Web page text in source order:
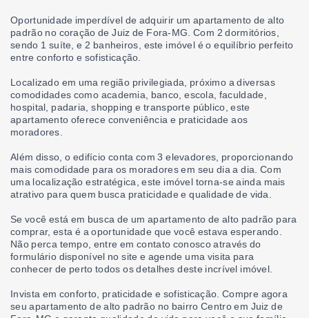
Oportunidade imperdível de adquirir um apartamento de alto
padrão no coração de Juiz de Fora-MG. Com 2 dormitórios,
sendo 1 suíte, e 2 banheiros, este imóvel é o equilíbrio perfeito
entre conforto e sofisticação.
Localizado em uma região privilegiada, próximo a diversas
comodidades como academia, banco, escola, faculdade,
hospital, padaria, shopping e transporte público, este
apartamento oferece conveniência e praticidade aos
moradores.
Além disso, o edifício conta com 3 elevadores, proporcionando
mais comodidade para os moradores em seu dia a dia. Com
uma localização estratégica, este imóvel torna-se ainda mais
atrativo para quem busca praticidade e qualidade de vida.
Se você está em busca de um apartamento de alto padrão para
comprar, esta é a oportunidade que você estava esperando.
Não perca tempo, entre em contato conosco através do
formulário disponível no site e agende uma visita para
conhecer de perto todos os detalhes deste incrível imóvel.
Invista em conforto, praticidade e sofisticação. Compre agora
seu apartamento de alto padrão no bairro Centro em Juiz de